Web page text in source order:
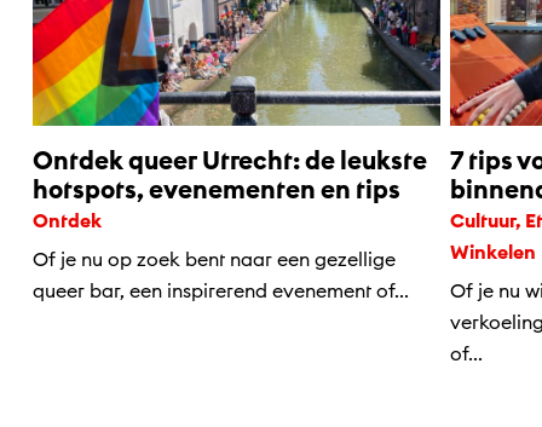
Ontdek queer Utrecht: de leukste
hotspots, evenementen en tips
Ontdek
Of je nu op zoek bent naar een gezellige
queer bar, een inspirerend evenement of...
7 tips
Cultuur, Eten & drinken, Kids, Ontdek,
Winkelen
Of je nu
of...